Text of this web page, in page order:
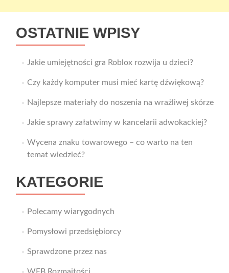
OSTATNIE WPISY
Jakie umiejętności gra Roblox rozwija u dzieci?
Czy każdy komputer musi mieć kartę dźwiękową?
Najlepsze materiały do noszenia na wrażliwej skórze
Jakie sprawy załatwimy w kancelarii adwokackiej?
Wycena znaku towarowego – co warto na ten
temat wiedzieć?
KATEGORIE
Polecamy wiarygodnych
Pomysłowi przedsiębiorcy
Sprawdzone przez nas